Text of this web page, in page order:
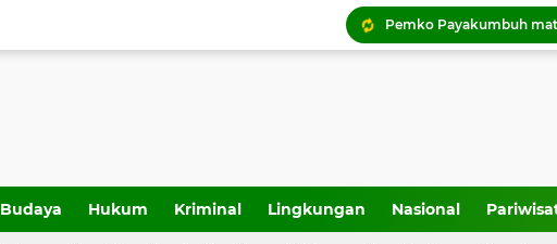
Tigo Kayo FC raih trofi
Budaya Hukum Kriminal Lingkungan Nasional